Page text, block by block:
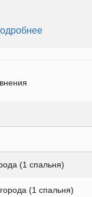
(1 спальня)
(1 спальня)